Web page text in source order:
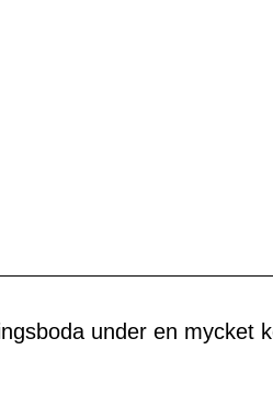
under en mycket